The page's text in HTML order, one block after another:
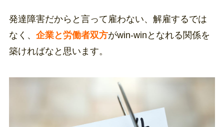
発達障害だからと言って雇わない、解雇するでは
なく、 企業と労働者双方がwin-winとなれる関係を
築ければなと思います。